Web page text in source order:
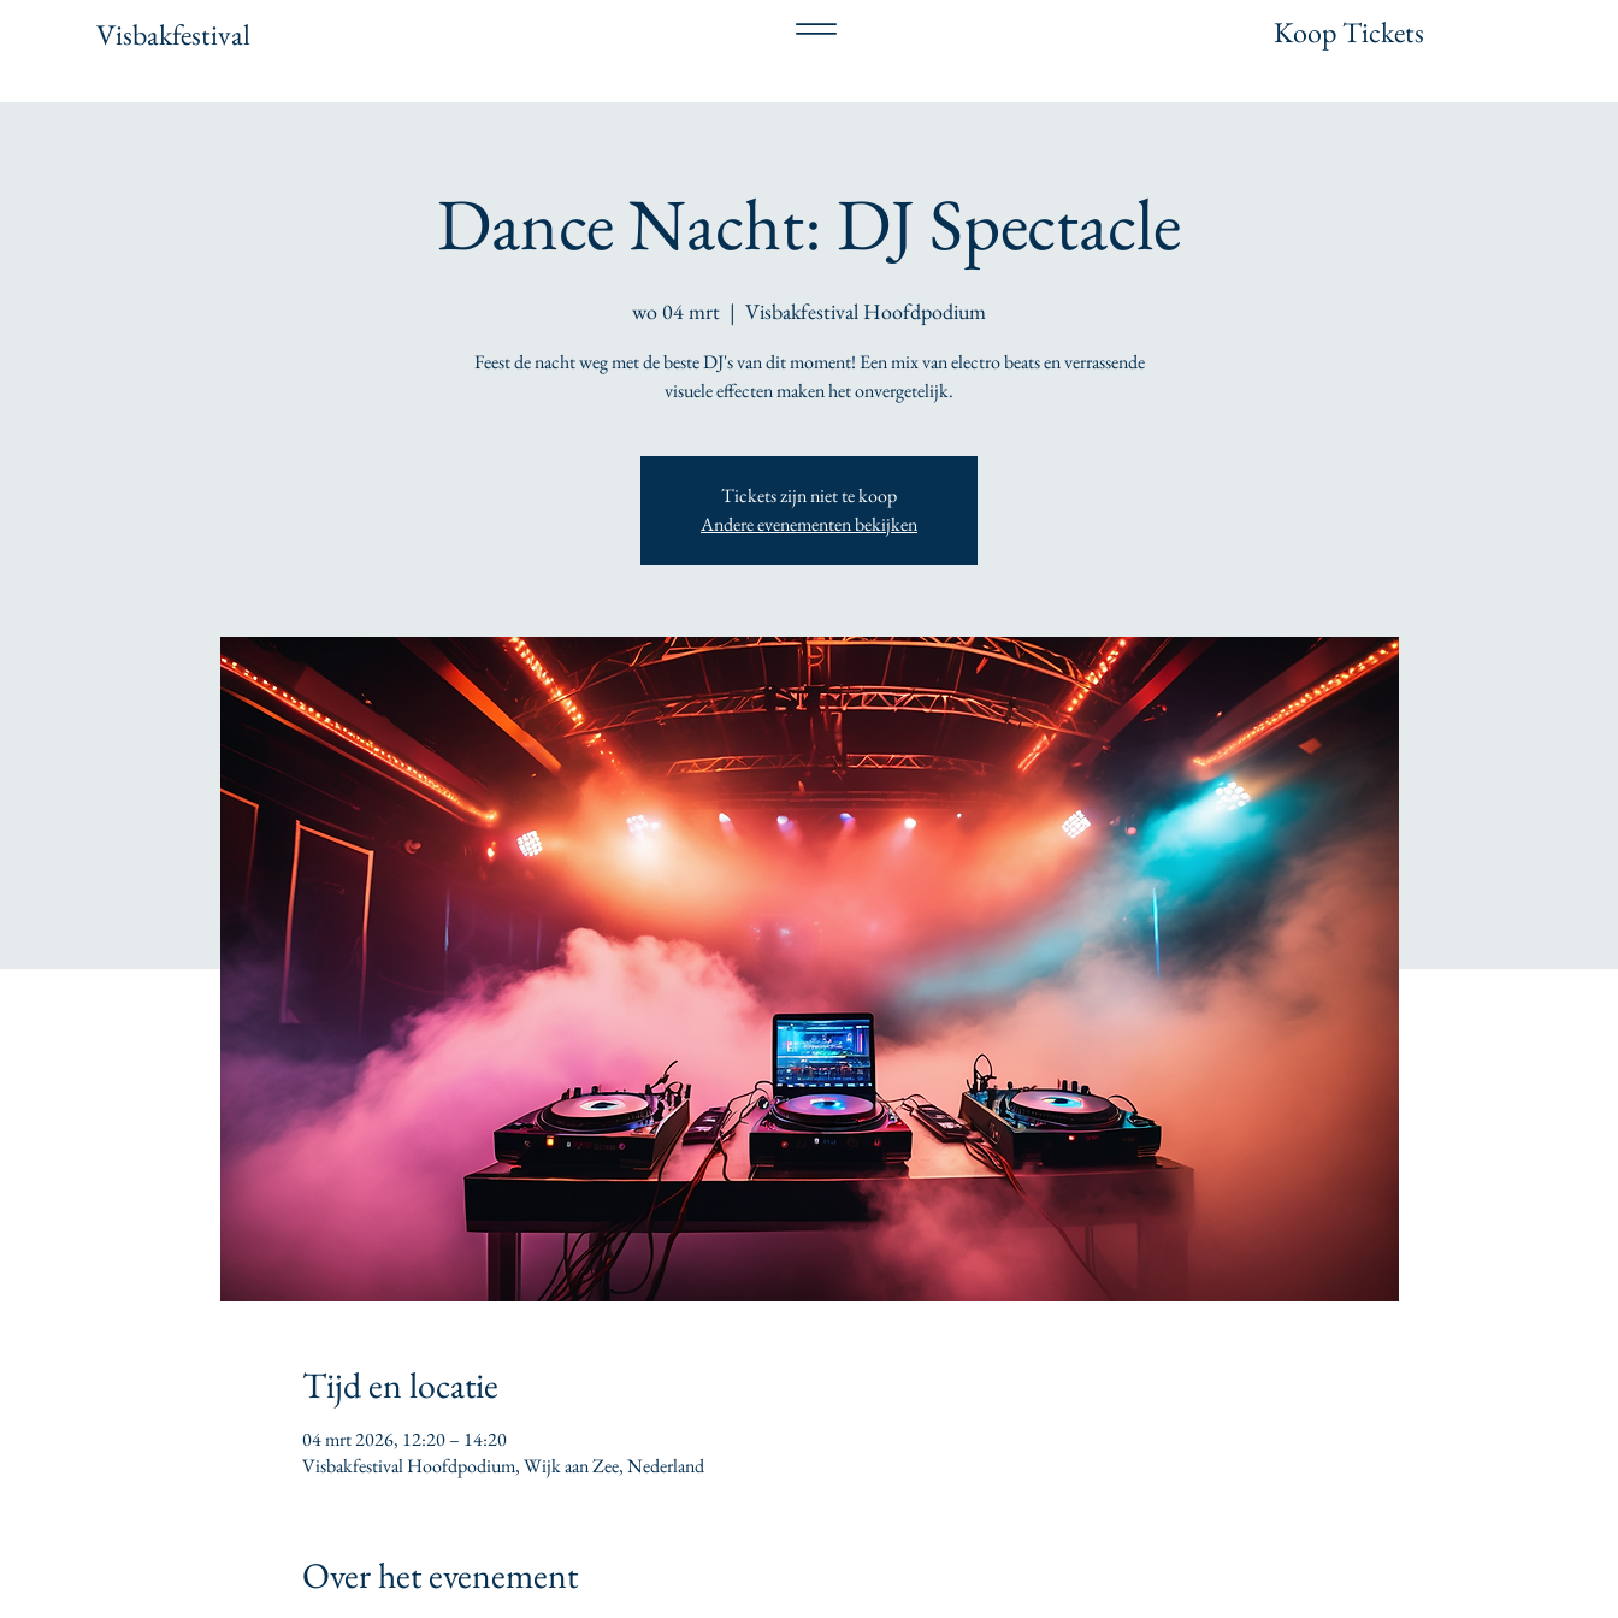
Visbakfestival Koop Tickets
Dance Nacht: DJ Spectacle
wo 04 mrt
  |
Visbakfestival Hoofdpodium
Feest de nacht weg met de beste DJ's van dit moment! Een mix van electro beats en verrassende
visuele effecten maken het onvergetelijk.
Tickets zijn niet te koop
Andere evenementen bekijken
Tijd en locatie
04 mrt 2026, 12:20 – 14:20
Visbakfestival Hoofdpodium, Wijk aan Zee, Nederland
Over het evenement